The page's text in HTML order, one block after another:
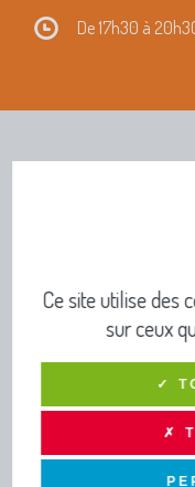
De 17h30 à
Lettres d'infos -
Actus
Concert
Ce site utilise des
sur ceux
✓
✗